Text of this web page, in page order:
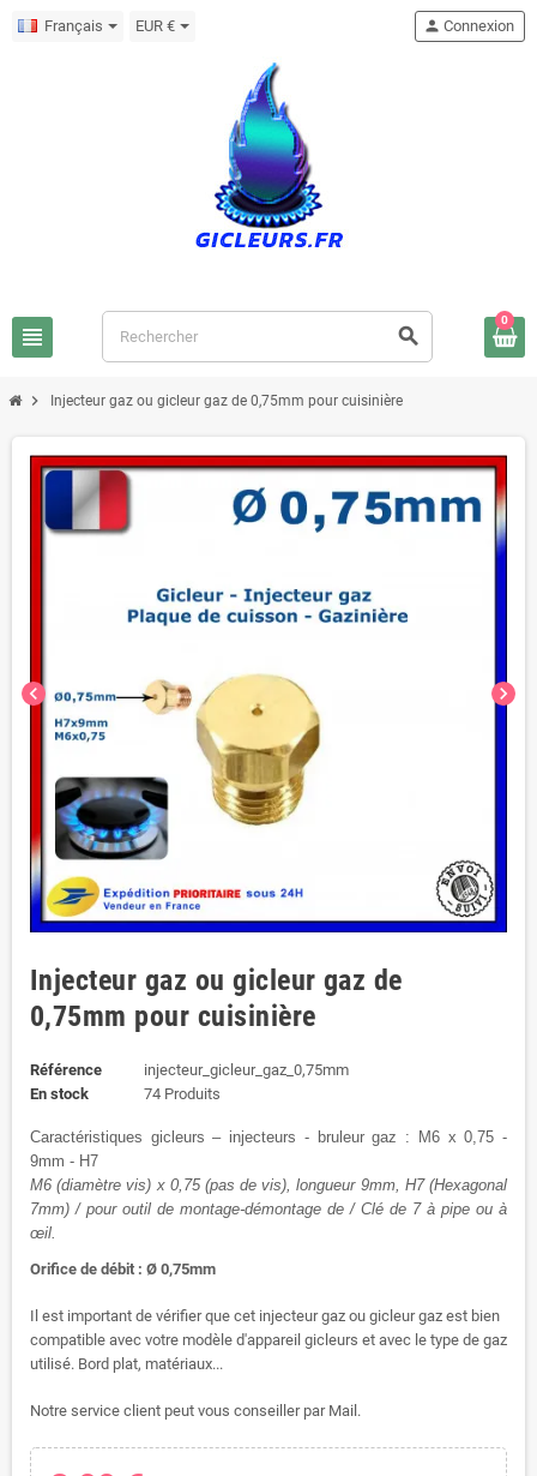
Français EUR €
view_headline search
person Connexion
0
chevron_right Injecteur gaz ou gicleur gaz de 0,75mm pour cuisinière
chevron_left chevron_right
Injecteur gaz ou gicleur gaz de
0,75mm pour cuisinière
Référence
injecteur_gicleur_gaz_0,75mm
En stock
74 Produits
Caractéristiques gicleurs – injecteurs - bruleur gaz : M6 x 0,75 -
9mm - H7
M6 (diamètre vis) x 0,75 (pas de vis), longueur 9mm, H7 (Hexagonal
7mm) / pour outil de montage-démontage de / Clé de 7 à pipe ou à
œil.
Orifice de débit : Ø 0,75mm
Il est important de vérifier que cet injecteur gaz ou gicleur gaz est bien
compatible avec votre modèle d'appareil gicleurs et avec le type de gaz
utilisé. Bord plat, matériaux...
Notre service client peut vous conseiller par Mail.